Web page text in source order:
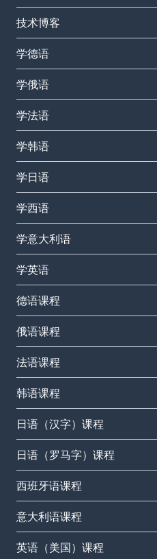
技术博客
学德语
学俄语
学法语
学韩语
学日语
学西语
学意大利语
学英语
德语课程
俄语课程
法语课程
韩语课程
日语（汉字）课程
日语（罗马字）课程
西班牙语课程
意大利语课程
英语（美国）课程